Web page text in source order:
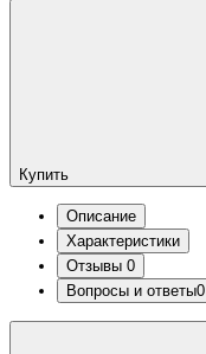
Купить
Описание
Характеристики
Отзывы 0
Вопросы и ответы0